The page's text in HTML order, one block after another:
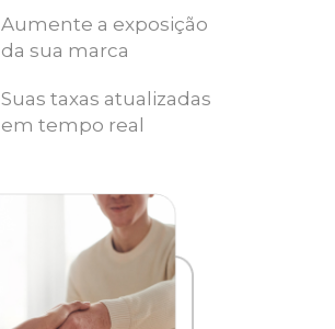
Aumente a exposição
da sua marca
Suas taxas atualizadas
em tempo real